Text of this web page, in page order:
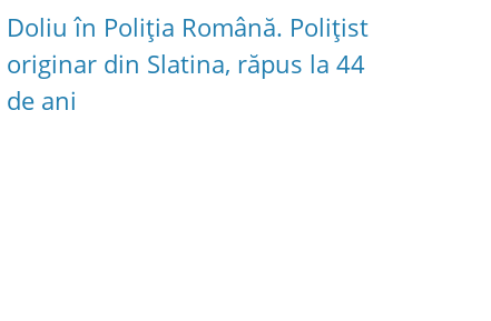
Doliu în Poliția Română. Polițist
originar din Slatina, răpus la 44
de ani